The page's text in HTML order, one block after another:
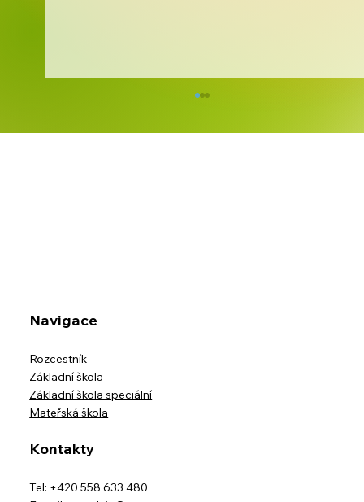
Navigace
Rozcestník
Základní škola
Základní škola speciální
Mateřská škola
Kontakty
Tel: +420 558 633 480